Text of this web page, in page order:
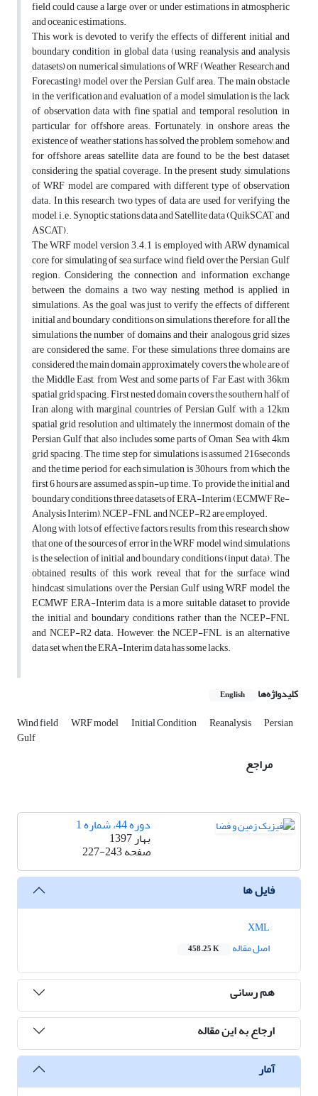
field could cause a large over or under estimations in atmospheric
and oceanic estimations.
This work is devoted to verify the effects of different initial and
boundary condition in global data (using reanalysis and analysis
datasets) on numerical simulations of WRF (Weather Research and
Forecasting) model over the Persian Gulf area. The main obstacle
in the verification and evaluation of a model simulation is the lack
of observation data with fine spatial and temporal resolution, in
particular for offshore areas. Fortunately, in onshore areas, the
existence of weather stations has solved the problem somehow, and
for offshore areas satellite data are found to be the best dataset
considering the spatial coverage. In the present study, simulations
of WRF model are compared with different type of observation
data. In this research, two types of data are used for verifying the
model, i.e. Synoptic stations data and Satellite data (QuikSCAT and
ASCAT).
The WRF model version 3.4.1 is employed with ARW dynamical
core for simulating of sea surface wind field over the Persian Gulf
region. Considering the connection and information exchange
between the domains, a two way nesting method is applied in
simulations. As the goal was just to verify the effects of different
initial and boundary conditions on simulations, therefore, for all the
simulations the number of domains and their analogous grid sizes
are considered the same. For these simulations three domains are
considered the main domain approximately covers the whole are of
the Middle East, from West and some parts of Far East with 36km
spatial grid spacing. First nested domain covers the southern half of
Iran along with marginal countries of Persian Gulf, with a 12km
spatial grid resolution and ultimately, the innermost domain of the
Persian Gulf that also includes some parts of Oman Sea with 4km
grid spacing. The time step for simulations is assumed 216seconds
and the time period for each simulation is 30hours, from which the
first 6 hours are assumed as spin-up time. To provide the initial and
boundary conditions three datasets of ERA-Interim (ECMWF Re-
Analysis Interim), NCEP-FNL and NCEP-R2 are employed.
Along with lots of effective factors, results from this research show
that one of the sources of error in the WRF model wind simulations
is the selection of initial and boundary conditions (input data). The
obtained results of this work reveal that for the surface wind
hindcast simulations over the Persian Gulf using WRF model, the
ECMWF ERA-Interim data is a more suitable dataset to provide
the initial and boundary conditions, rather than the NCEP-FNL
and NCEP-R2 data. However, the NCEP-FNL is an alternative
data set when the ERA-Interim data has some lacks.
کلیدواژه‌ها English
Wind field WRF model Initial Condition Reanalysis Persian
Gulf
مراجع
دوره 44، شماره 1
بهار 1397
صفحه227-243
فایل ها
اصل مقاله
458.25 K
هم رسانی
ارجاع به این مقاله
آمار